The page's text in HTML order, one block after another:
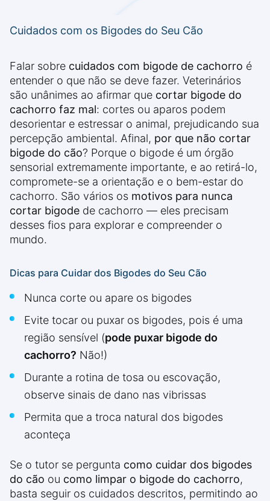
Cuidados com os Bigodes do Seu Cão
Falar sobre cuidados com bigode de cachorro é
entender o que não se deve fazer. Veterinários
são unânimes ao afirmar que cortar bigode do
cachorro faz mal: cortes ou aparos podem
desorientar e estressar o animal, prejudicando sua
percepção ambiental. Afinal, por que não cortar
bigode do cão? Porque o bigode é um órgão
sensorial extremamente importante, e ao retirá-lo,
compromete-se a orientação e o bem-estar do
cachorro. São vários os motivos para nunca
cortar bigode de cachorro — eles precisam
desses fios para explorar e compreender o
mundo.
Dicas para Cuidar dos Bigodes do Seu Cão
Nunca corte ou apare os bigodes
Evite tocar ou puxar os bigodes, pois é uma
região sensível (pode puxar bigode do
cachorro? Não!)
Durante a rotina de tosa ou escovação,
observe sinais de dano nas vibrissas
Permita que a troca natural dos bigodes
aconteça
Se o tutor se pergunta como cuidar dos bigodes
do cão ou como limpar o bigode do cachorro,
basta seguir os cuidados descritos, permitindo ao